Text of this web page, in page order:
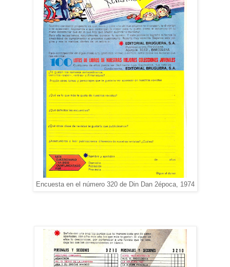
Encuesta en el número 320 de Din Dan 2época, 1974